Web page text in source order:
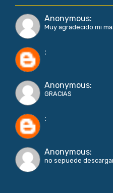
Anonymous:
Muy agradecido mi
:
Anonymous:
GRACIAS
:
Anonymous:
no sepuede